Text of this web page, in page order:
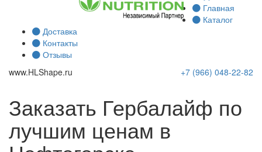
Главная
Каталог
Доставка
Контакты
Отзывы
www.HLShape.ru +7 (966) 048-22-82
Заказать Гербалайф по
лучшим ценам в